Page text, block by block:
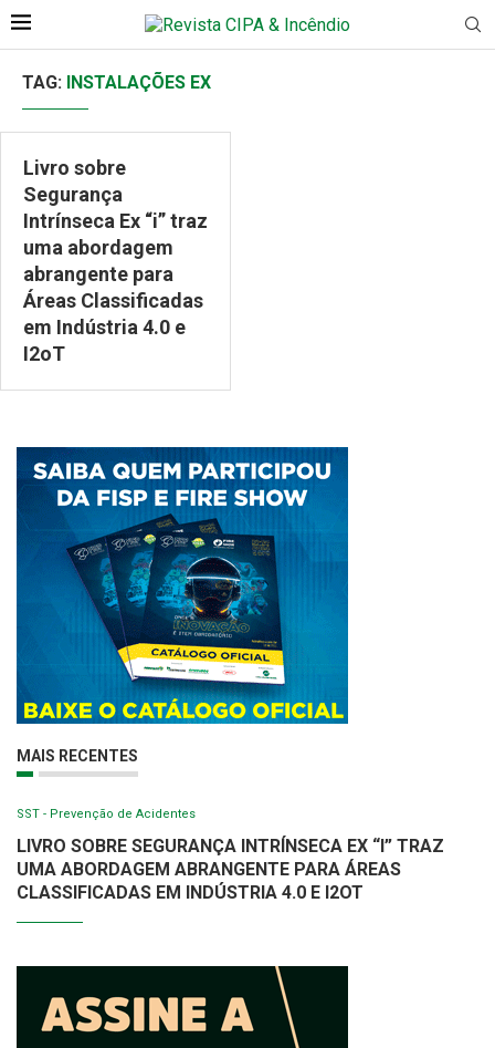
TAG: INSTALAÇÕES EX
Livro sobre
Segurança
Intrínseca Ex “i” traz
uma abordagem
abrangente para
Áreas Classificadas
em Indústria 4.0 e
I2oT
MAIS RECENTES
SST - Prevenção de Acidentes
LIVRO SOBRE SEGURANÇA INTRÍNSECA EX “I” TRAZ
UMA ABORDAGEM ABRANGENTE PARA ÁREAS
CLASSIFICADAS EM INDÚSTRIA 4.0 E I2OT